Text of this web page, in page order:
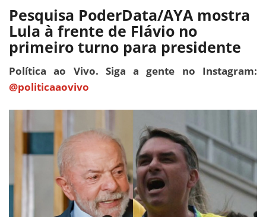
Pesquisa PoderData/AYA mostra
Lula à frente de Flávio no
primeiro turno para presidente
Política ao Vivo. Siga a gente no Instagram:
@politicaaovivo